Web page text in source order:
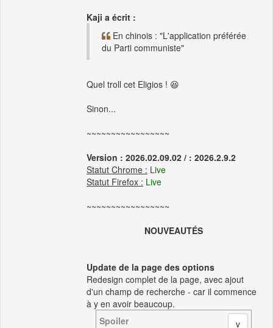
Kaji a écrit :
En chinois : "L'application préférée
du Parti communiste"
Quel troll cet Eligios ! 😆
Sinon...
~~~~~~~~~~~~~~~~~
Version : 2026.02.09.02 / : 2026.2.9.2
Statut Chrome : Live
Statut Firefox : Live
~~~~~~~~~~~~~~~~~
NOUVEAUTÉS
Update de la page des options
Redesign complet de la page, avec ajout
d'un champ de recherche - car il commence
à y en avoir beaucoup.
Spoiler